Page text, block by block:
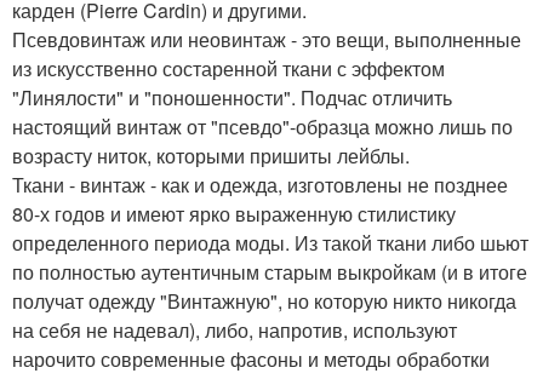
карден (Pierre Cardin) и другими.
Псевдовинтаж или неовинтаж - это вещи, выполненные
из искусственно состаренной ткани с эффектом
"Линялости" и "поношенности". Подчас отличить
настоящий винтаж от "псевдо"-образца можно лишь по
возрасту ниток, которыми пришиты лейблы.
Ткани - винтаж - как и одежда, изготовлены не позднее
80-х годов и имеют ярко выраженную стилистику
определенного периода моды. Из такой ткани либо шьют
по полностью аутентичным старым выкройкам (и в итоге
получат одежду "Винтажную", но которую никто никогда
на себя не надевал), либо, напротив, используют
нарочито современные фасоны и методы обработки